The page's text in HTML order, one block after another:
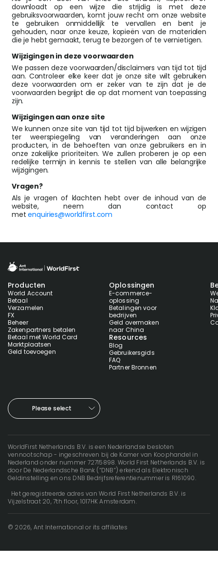
downloadt op een wijze die strijdig is met deze
gebruiksvoorwaarden, komt jouw recht om onze website
te gebruiken onmiddellijk te vervallen en bent je
gehouden, naar onze keuze, kopieën van de materialen
die je hebt gemaakt, terug te bezorgen of te vernietigen.
Wijzigingen in deze voorwaarden
We passen deze voorwaarden/disclaimers van tijd tot tijd
aan. Controleer elke keer dat je onze site wilt gebruiken
deze voorwaarden om er zeker van te zijn dat je de
voorwaarden begrijpt die op dat moment van toepassing
zijn.
Wijzigingen aan onze site
We kunnen onze site van tijd tot tijd bijwerken en wijzigen
ter weerspiegeling van veranderingen aan onze
producten, in de behoeften van onze gebruikers en in
onze zakelijke prioriteiten. We zullen proberen je op een
redelijke termijn in kennis te stellen van alle belangrijke
wijzigingen.
Vragen?
Als je vragen of klachten hebt over de inhoud van de
website, neem dan contact op
metenquiries@worldfirst.com
Producten
World Account
Betaal
Verzamelen
FX
Beheer
Zakenpartners betalen
Betaal met World Card
Marktplaatsen
Geld toevoegen
Oplossingen
E-commerce-
oplossing
Betalingen voor
bedrijven
Geld overmaken
naar China
Resources
Blog
Gebruikersgids
FAQ
Partner Bronnen
Please select
WorldFirst Netherlands B.V. is een Nederlandse besloten
vennootschap - ingeschreven bij de Kamer van Koophandel in
Nederland onder nummer 72715898. World First Netherlands B.V. is
door De Nederlandsche Bank (“DNB”) erkend als Elektronisch
Geldinstelling en ons DNB Bedrijfsreferentienummer is R161090.
Het geregistreerde adres van World First Netherlands B.V. is
Vijzelstraat 20, 7th floor, 1017HK Amsterdam.
© 2026, Ant International or its affiliates